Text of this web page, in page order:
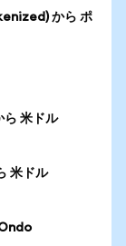
から ポ
米ドル
米ドル